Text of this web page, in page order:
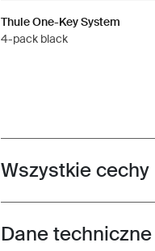
Thule One-Key System
4-pack black
Toggle features
Wszystkie cechy
Toggle techspec
Dane techniczne